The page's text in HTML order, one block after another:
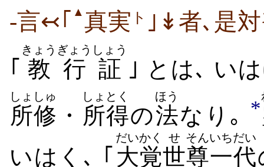
-言↢｢ ▲ 真実 ト ｣↡者､是対
｢ 教
きょう
行
ぎょう
証
しょう
｣ とは､ い
所
しょ
修
しゅ
・ 所得
しょとく
の法
ほう
なり｡ *
いはく､ ｢ 大覚
だいかく
世
せ
尊
そん
一代
いちだい